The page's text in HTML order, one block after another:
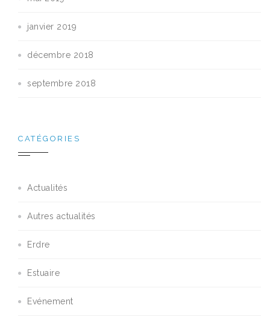
janvier 2019
décembre 2018
septembre 2018
CATÉGORIES
Actualités
Autres actualités
Erdre
Estuaire
Evénement